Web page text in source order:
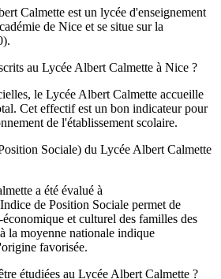
Calmette est un lycée d'enseignement
de Nice et se situe sur la
au Lycée Albert Calmette à Nice ?
le Lycée Albert Calmette accueille
Cet effectif est un bon indicateur pour
de l'établissement scolaire.
Sociale) du Lycée Albert Calmette
a été évalué à
de Position Sociale permet de
et culturel des familles des
la moyenne nationale indique
favorisée.
étudiées au Lycée Albert Calmette ?